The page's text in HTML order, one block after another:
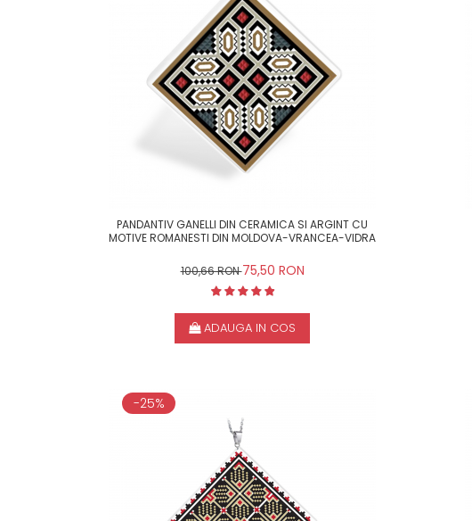
PANDANTIV GANELLI DIN CERAMICA SI ARGINT CU
MOTIVE ROMANESTI DIN MOLDOVA-VRANCEA-VIDRA
100,66 RON75,50 RON
ADAUGA IN COS
-25%